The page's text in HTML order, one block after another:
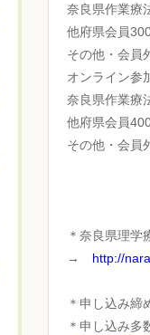
奈良県作業療
他府県会員
その他・会員
オンライン参
奈良県作業療
他府県会員
その他・会員
＊奈良県理学
→ http://
＊申し込み締
＊申し込み多